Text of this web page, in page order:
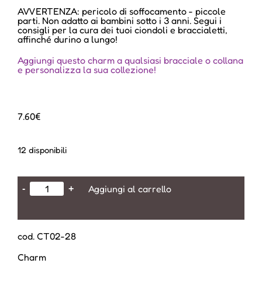
AVVERTENZA: pericolo di soffocamento - piccole
parti. Non adatto ai bambini sotto i 3 anni. Segui i
consigli per la cura dei tuoi ciondoli e braccialetti,
affinché durino a lungo!
Aggiungi questo charm a qualsiasi bracciale o collana
e personalizza la sua collezione!
7.60€
12 disponibili
- + Aggiungi al carrello
cod. CT02-28
Charm